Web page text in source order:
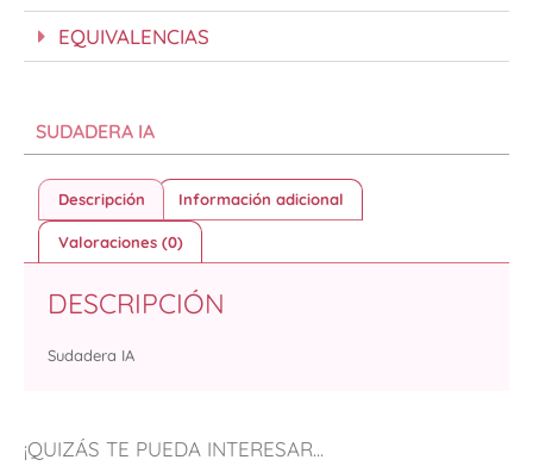
EQUIVALENCIAS
¡QUIZÁS TE PUEDA INTERESAR...
SUDADERA IA
Descripción Información adicional
Valoraciones (0)
DESCRIPCIÓN
Sudadera IA